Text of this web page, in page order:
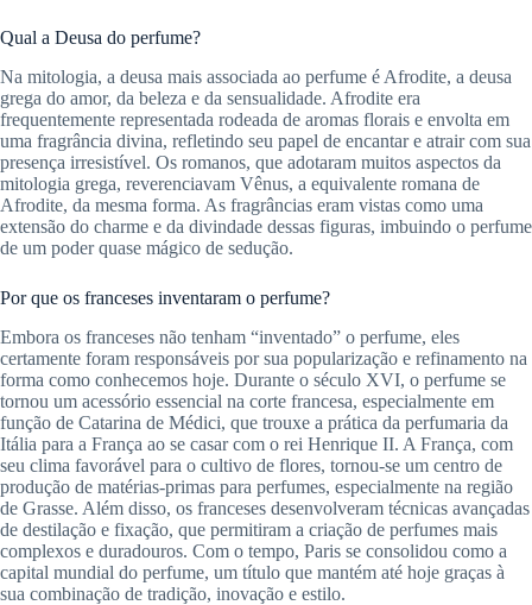
Qual a Deusa do perfume?
Na mitologia, a deusa mais associada ao perfume é Afrodite, a deusa
grega do amor, da beleza e da sensualidade. Afrodite era
frequentemente representada rodeada de aromas florais e envolta em
uma fragrância divina, refletindo seu papel de encantar e atrair com sua
presença irresistível. Os romanos, que adotaram muitos aspectos da
mitologia grega, reverenciavam Vênus, a equivalente romana de
Afrodite, da mesma forma. As fragrâncias eram vistas como uma
extensão do charme e da divindade dessas figuras, imbuindo o perfume
de um poder quase mágico de sedução.
Por que os franceses inventaram o perfume?
Embora os franceses não tenham “inventado” o perfume, eles
certamente foram responsáveis por sua popularização e refinamento na
forma como conhecemos hoje. Durante o século XVI, o perfume se
tornou um acessório essencial na corte francesa, especialmente em
função de Catarina de Médici, que trouxe a prática da perfumaria da
Itália para a França ao se casar com o rei Henrique II. A França, com
seu clima favorável para o cultivo de flores, tornou-se um centro de
produção de matérias-primas para perfumes, especialmente na região
de Grasse. Além disso, os franceses desenvolveram técnicas avançadas
de destilação e fixação, que permitiram a criação de perfumes mais
complexos e duradouros. Com o tempo, Paris se consolidou como a
capital mundial do perfume, um título que mantém até hoje graças à
sua combinação de tradição, inovação e estilo.